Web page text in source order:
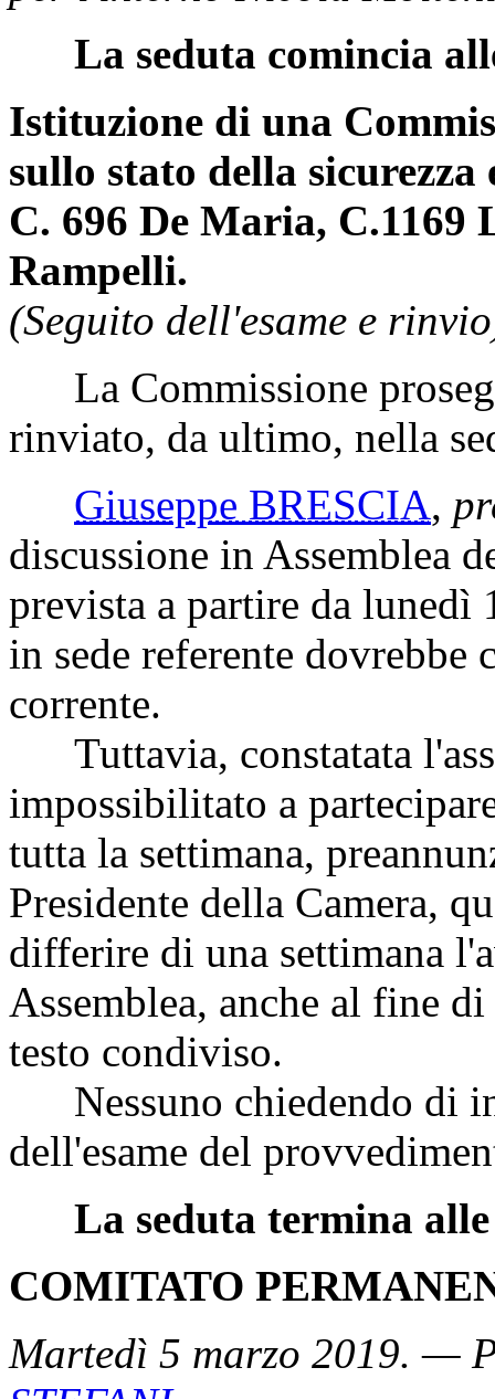
La seduta comincia
Istituzione di una
sullo stato della
C. 696 De Maria, C.1169
Rampelli.
(Seguito dell'esame e
La Commissione
rinviato, da ultimo, nella
Giuseppe BRESCIA,
discussione in Assemblea
prevista a partire da lunedì
in sede referente dovrebbe
corrente.
Tuttavia, constatata
impossibilitato a
tutta la settimana,
Presidente della Camera,
differire di una settimana
Assemblea, anche al fine
testo condiviso.
Nessuno chiedendo di
dell'esame del
La seduta termina
COMITATO
Martedì 5 marzo 2019. —